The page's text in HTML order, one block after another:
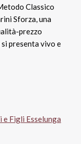
Classico
Sforza, una
prezzo
presenta vivo e